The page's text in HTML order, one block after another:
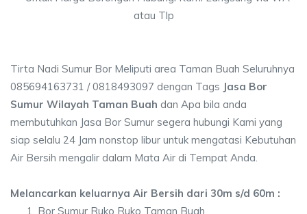
atau Tlp
Tirta Nadi Sumur Bor Meliputi area Taman Buah Seluruhnya
085694163731 / 0818493097 dengan Tags Jasa Bor
Sumur Wilayah Taman Buah dan Apa bila anda
membutuhkan Jasa Bor Sumur segera hubungi Kami yang
siap selalu 24 Jam nonstop libur untuk mengatasi Kebutuhan
Air Bersih mengalir dalam Mata Air di Tempat Anda.
Melancarkan keluarnya Air Bersih dari 30m s/d 60m :
Bor Sumur Ruko Ruko Taman Buah